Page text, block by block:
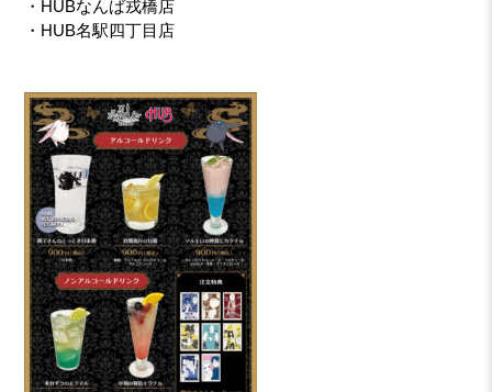
・HUBなんば戎橋店
・HUB名駅四丁目店